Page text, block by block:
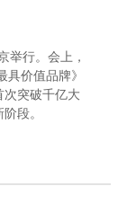
举行。会上，
价值品牌》
突破千亿大
段。